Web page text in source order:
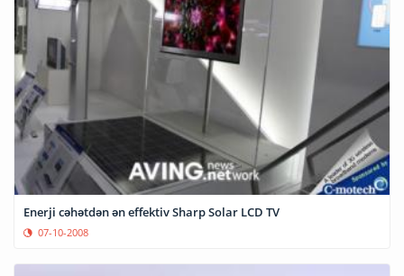
Enerji cəhətdən ən effektiv Sharp Solar LCD TV
07-10-2008